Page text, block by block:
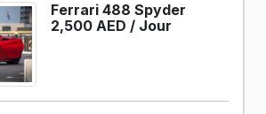
Ferrari 488 Spyder
2,500 AED / Jour